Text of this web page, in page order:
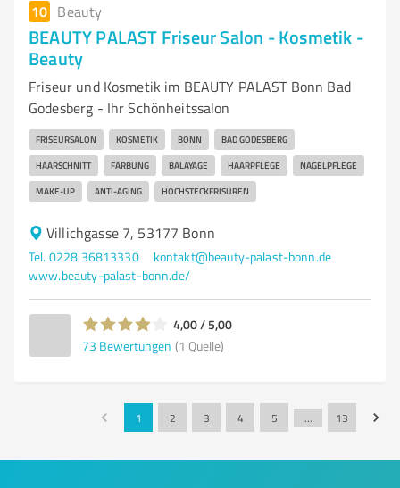
10 Beauty
BEAUTY PALAST Friseur Salon - Kosmetik -
Beauty
Friseur und Kosmetik im BEAUTY PALAST Bonn Bad
Godesberg - Ihr Schönheitssalon
FRISEURSALON KOSMETIK BONN BAD GODESBERG
HAARSCHNITT FÄRBUNG BALAYAGE HAARPFLEGE NAGELPFLEGE
MAKE-UP ANTI-AGING HOCHSTECKFRISUREN
Villichgasse 7, 53177 Bonn
Tel. 0228 36813330
kontakt@beauty-palast-bonn.de
www.beauty-palast-bonn.de/
4,00 / 5,00
73 Bewertungen (1 Quelle)
1 2 3 4 5 … 13